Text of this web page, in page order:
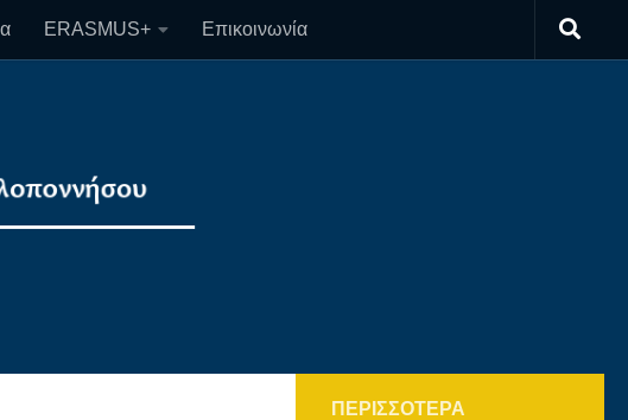
ERASMUS+ Επικοινωνία
ΠΕΡΙΣΣΌΤΕΡΑ